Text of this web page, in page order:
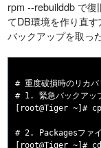
rpm --rebuilddb で復
てDB環境を作り直
バックアップを取っ
# 重度破損時のリカバ
# 1. 緊急バックアッ
[root@Tiger ~]#
# 2. Packagesファイ
[root@Tiger ~]#